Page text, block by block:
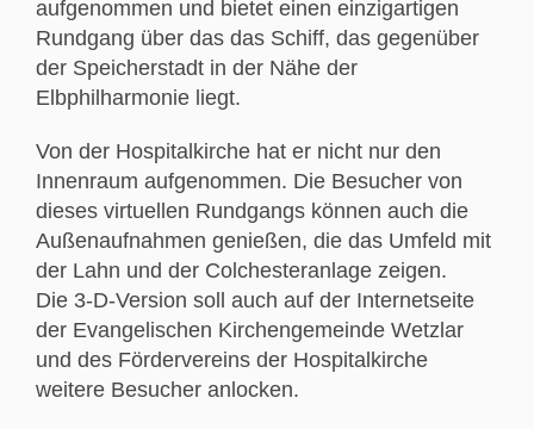
aufgenommen und bietet einen einzigartigen
Rundgang über das das Schiff, das gegenüber
der Speicherstadt in der Nähe der
Elbphilharmonie liegt.
Von der Hospitalkirche hat er nicht nur den
Innenraum aufgenommen. Die Besucher von
dieses virtuellen Rundgangs können auch die
Außenaufnahmen genießen, die das Umfeld mit
der Lahn und der Colchesteranlage zeigen.
Die 3-D-Version soll auch auf der Internetseite
der Evangelischen Kirchengemeinde Wetzlar
und des Fördervereins der Hospitalkirche
weitere Besucher anlocken.